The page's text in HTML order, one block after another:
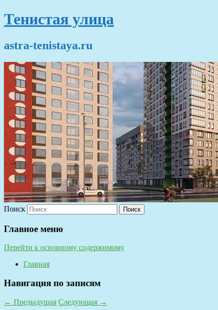
Тенистая улица
astra-tenistaya.ru
Поиск
Главное меню
Перейти к основному содержимому
Главная
Навигация по записям
← Предыдущая Следующая →